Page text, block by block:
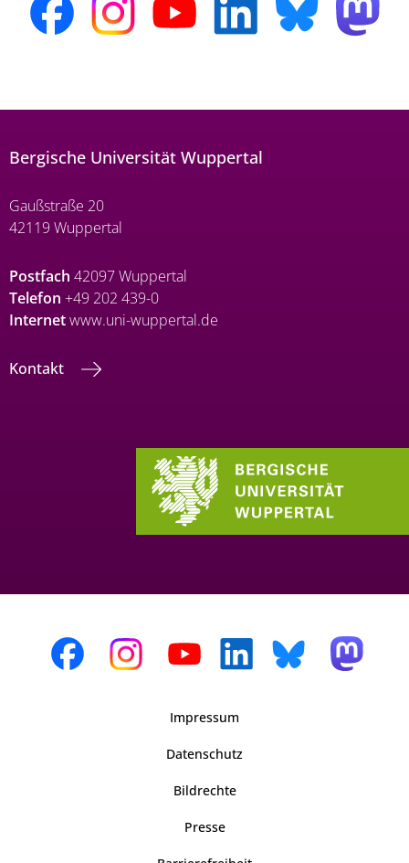
Bergische Universität Wuppertal
Gaußstraße 20
42119 Wuppertal
Postfach 42097 Wuppertal
Telefon +49 202 439-0
Internetwww.uni-wuppertal.de
Kontakt
Impressum
Datenschutz
Bildrechte
Presse